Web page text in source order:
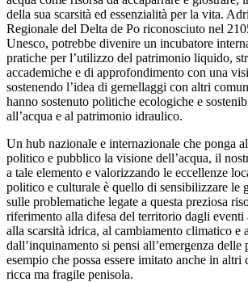
della sua scarsità ed essenzialità per la vita.
Regionale del Delta de Po riconosciuto nel
Unesco, potrebbe divenire un incubatore
pratiche per l’utilizzo del patrimonio liquido,
accademiche e di approfondimento con una
sostenendo l’idea di gemellaggi con altri
hanno sostenuto politiche ecologiche e
all’acqua e al patrimonio idraulico.
Un hub nazionale e internazionale che ponga
politico e pubblico la visione dell’acqua, il
a tale elemento e valorizzando le eccellenze
politico e culturale è quello di sensibilizzare le
sulle problematiche legate a questa preziosa
riferimento alla difesa del territorio dagli
alla scarsità idrica, al cambiamento climatico e
dall’inquinamento si pensi all’emergenza delle
esempio che possa essere imitato anche in altri
ricca ma fragile penisola.